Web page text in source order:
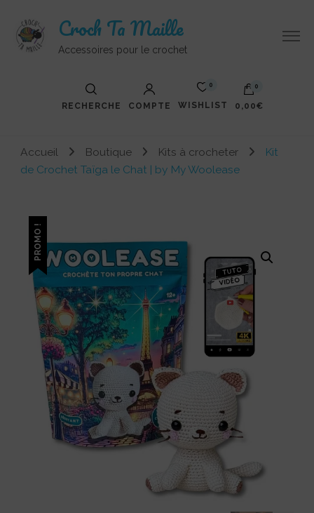
Croch Ta Maille
Accessoires pour le crochet
RECHERCHE COMPTE
0
WISHLIST
0
0,00€
Votre panier est vide.
Accueil Boutique Kits à crocheter
Kit
de Crochet Taïga le Chat | by My Woolease
PROMO !